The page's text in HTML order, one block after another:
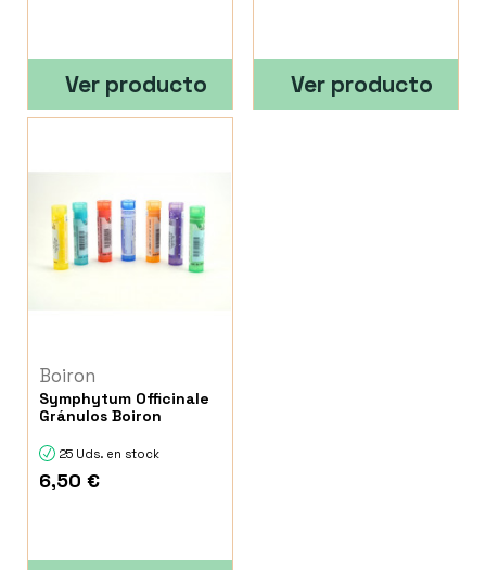
Ver producto Ver producto
Boiron
Symphytum Officinale
Gránulos Boiron
25 Uds. en stock
6,50 €